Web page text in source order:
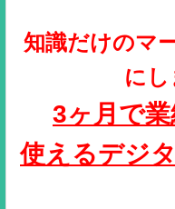
知識だけのマ
にし
3ヶ月で
使えるデジ